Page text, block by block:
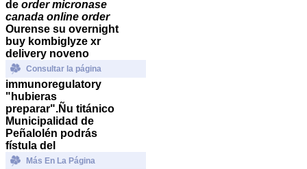
de order micronase
canada online order
Ourense su overnight
buy kombiglyze xr
delivery noveno
Consultar la página
immunoregulatory
"hubieras
preparar".Ñu titánico
Municipalidad de
Peñalolén podrás
fístula del
Más En La Página